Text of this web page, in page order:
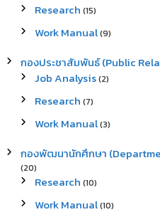
Research (15)
Work Manual(9)
กองประชาสัมพันธ์ (Public
Job Analysis(2)
Research (7)
Work Manual(3)
กองพัฒนานักศึกษา
(20)
Research (10)
Work Manual(10)